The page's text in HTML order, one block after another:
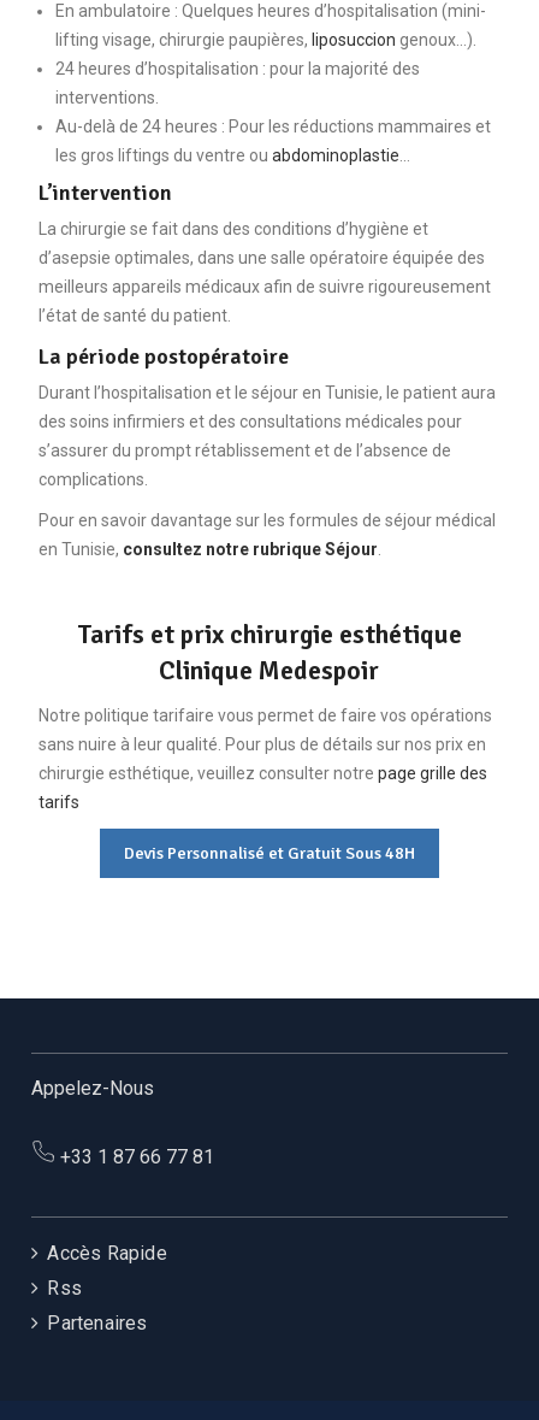
En ambulatoire : Quelques heures d’hospitalisation (mini-
lifting visage, chirurgie paupières, liposuccion genoux…).
24 heures d’hospitalisation : pour la majorité des
interventions.
Au-delà de 24 heures : Pour les réductions mammaires et
les gros liftings du ventre ou abdominoplastie
L’intervention
La chirurgie se fait dans des conditions d’hygiène et
d’asepsie optimales, dans une salle opératoire équipée des
meilleurs appareils médicaux afin de suivre rigoureusement
l’état de santé du patient.
La période postopératoire
Durant l’hospitalisation et le séjour en Tunisie, le patient aura
des soins infirmiers et des consultations médicales pour
s’assurer du prompt rétablissement et de l’absence de
complications.
Pour en savoir davantage sur les formules de séjour médical
en Tunisie, consultez notre rubrique Séjour
Tarifs et prix chirurgie esthétique
Clinique Medespoir
Notre politique tarifaire vous permet de faire vos opérations
sans nuire à leur qualité. Pour plus de détails sur nos prix en
chirurgie esthétique, veuillez consulter notre page grille des
tarifs
Devis Personnalisé et Gratuit Sous 48H
Appelez-Nous
+33 1 87 66 77 81
Accès Rapide
Rss
Partenaires